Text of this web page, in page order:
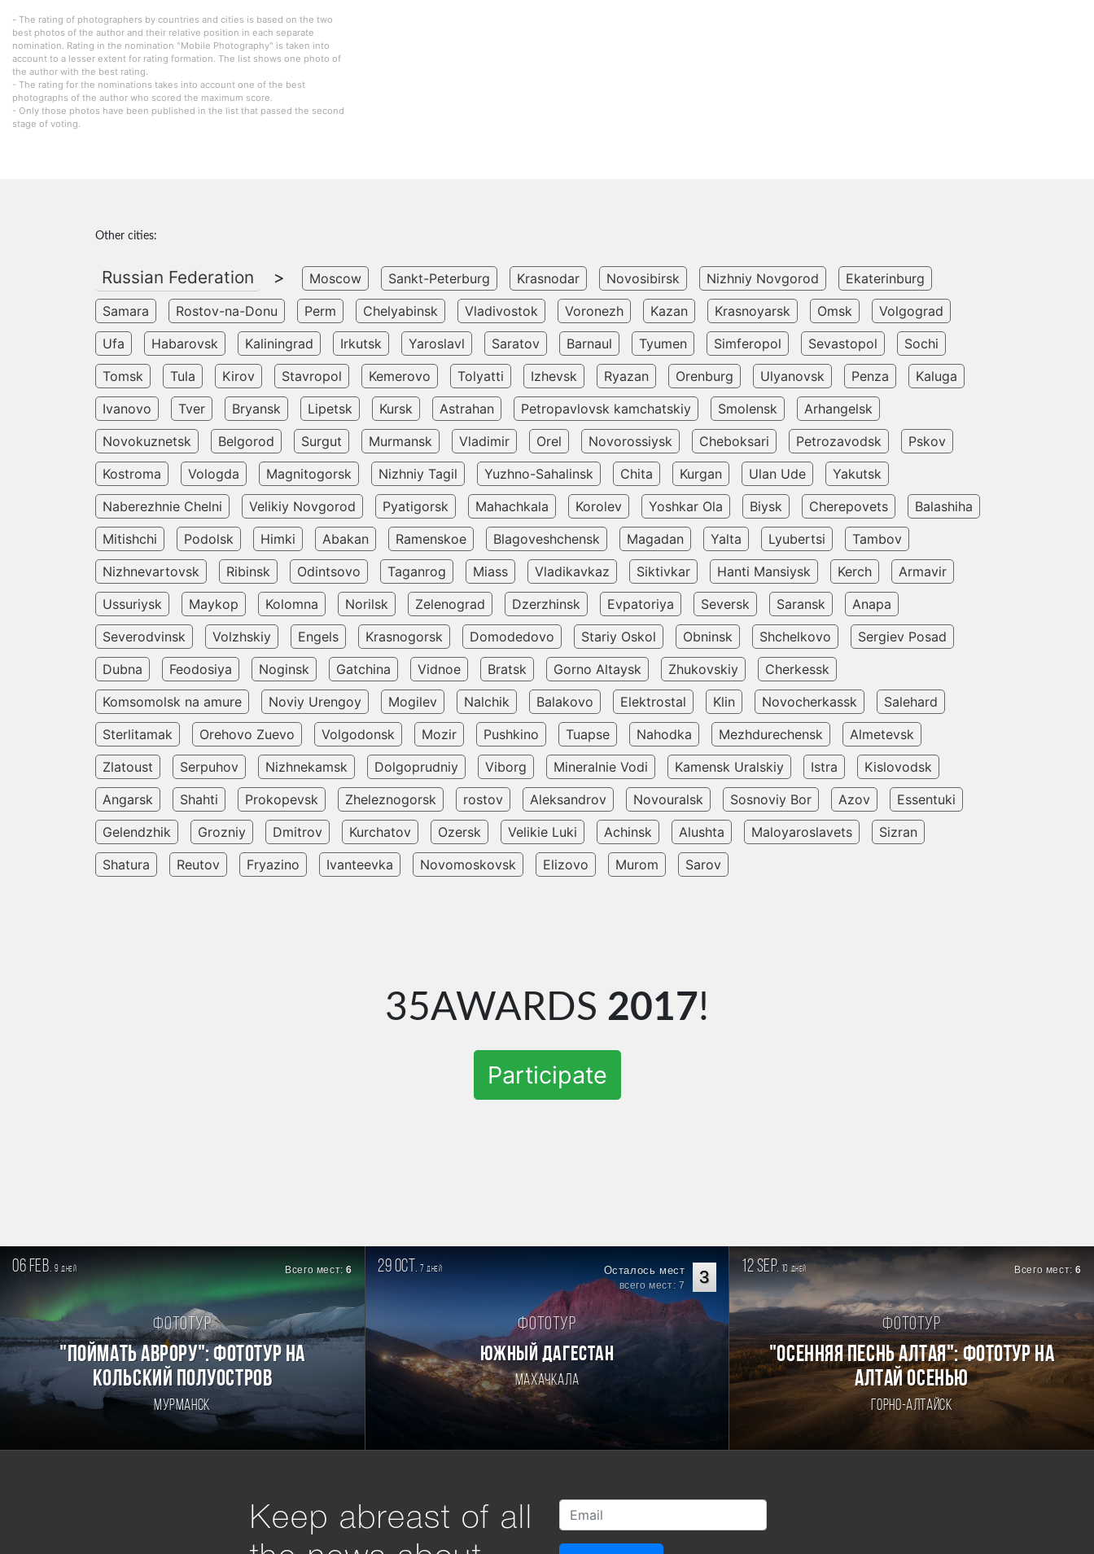
- The rating of photographers by countries and cities is based on the two
best photos of the author and their relative position in each separate
nomination. Rating in the nomination "Mobile Photography" is taken into
account to a lesser extent for rating formation. The list shows one photo of
the author with the best rating.
- The rating for the nominations takes into account one of the best
photographs of the author who scored the maximum score.
- Only those photos have been published in the list that passed the second
stage of voting.
Other cities:
Russian Federation > Moscow Sankt-Peterburg Krasnodar Novosibirsk Nizhniy Novgorod
Ekaterinburg
Samara
Rostov-na-Donu Perm Chelyabinsk Vladivostok Voronezh Kazan Krasnoyarsk Omsk
Volgograd
Ufa
Habarovsk Kaliningrad Irkutsk Yaroslavl Saratov Barnaul Tyumen Simferopol Sevastopol
Sochi
Tomsk
Tula Kirov Stavropol Kemerovo Tolyatti Izhevsk Ryazan Orenburg Ulyanovsk Penza
Kaluga
Ivanovo
Tver Bryansk Lipetsk Kursk Astrahan Petropavlovsk kamchatskiy Smolensk
Arhangelsk
Novokuznetsk
Belgorod Surgut Murmansk Vladimir Orel Novorossiysk Cheboksari Petrozavodsk
Pskov
Kostroma
Vologda Magnitogorsk Nizhniy Tagil Yuzhno-Sahalinsk Chita Kurgan Ulan Ude
Yakutsk
Naberezhnie Chelni
Velikiy Novgorod Pyatigorsk Mahachkala Korolev Yoshkar Ola Biysk Cherepovets
Balashiha
Mitishchi
Podolsk Himki Abakan Ramenskoe Blagoveshchensk Magadan Yalta Lyubertsi
Tambov
Nizhnevartovsk
Ribinsk Odintsovo Taganrog Miass Vladikavkaz Siktivkar Hanti Mansiysk Kerch
Armavir
Ussuriysk
Maykop Kolomna Norilsk Zelenograd Dzerzhinsk Evpatoriya Seversk Saransk
Anapa
Severodvinsk
Volzhskiy Engels Krasnogorsk Domodedovo Stariy Oskol Obninsk Shchelkovo
Sergiev Posad
Dubna
Feodosiya Noginsk Gatchina Vidnoe Bratsk Gorno Altaysk Zhukovskiy
Cherkessk
Komsomolsk na amure
Noviy Urengoy Mogilev Nalchik Balakovo Elektrostal Klin Novocherkassk
Salehard
Sterlitamak
Orehovo Zuevo Volgodonsk Mozir Pushkino Tuapse Nahodka Mezhdurechensk
Almetevsk
Zlatoust
Serpuhov Nizhnekamsk Dolgoprudniy Viborg Mineralnie Vodi Kamensk Uralskiy Istra
Kislovodsk
Angarsk
Shahti Prokopevsk Zheleznogorsk rostov Aleksandrov Novouralsk Sosnoviy Bor Azov
Essentuki
Gelendzhik
Grozniy Dmitrov Kurchatov Ozersk Velikie Luki Achinsk Alushta Maloyaroslavets
Sizran
Shatura
Reutov Fryazino Ivanteevka Novomoskovsk Elizovo Murom Sarov
35AWARDS 2017!
Participate
06 feb. 9дней Всего мест:6
Фототур
"Поймать Аврору": фототур на
Кольский полуостров
Мурманск
29 oct. 7дней 3
Осталось мест
всего мест: 7
Фототур
ЮЖНЫЙ ДАГЕСТАН
Махачкала
12 sep. 10 дней Всего мест:6
Фототур
"ОСЕННЯЯ ПЕСНЬ АЛТАЯ": ФОТОТУР НА
АЛТАЙ ОСЕНЬЮ
Горно-Алтайск
Keep abreast of all